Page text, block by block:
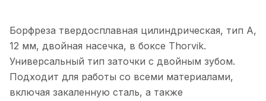
Борфреза твердосплавная цилиндрическая, тип А,
12 мм, двойная насечка, в боксе Thorvik.
Универсальный тип заточки с двойным зубом.
Подходит для работы со всеми материалами,
включая закаленную сталь, а также